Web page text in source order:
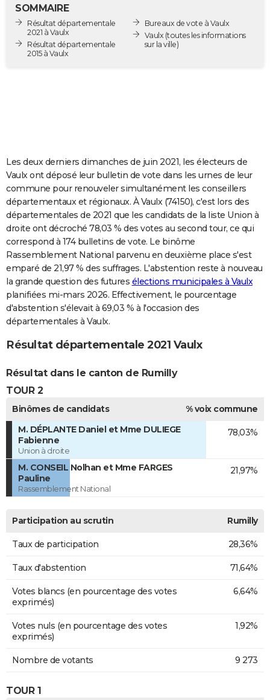
Destinations
City break
Voyage nature
Voyage de noces
Forum
Climat
GUIDES D'ACHAT
COPAINS D'AVANT
Service militaire
Avis de recherche
AVIS DE DÉCÈS
FORUM
Bricolage
Lifestyle
Culture
Sport
Auto
Television
Voyage
Cinema
SOMMAIRE
Résultat départementale
2021 à Vaulx
Résultat départementale
2015 à Vaulx
Bureaux de vote à Vaulx
Vaulx (toutes les informations
sur la ville)
Les deux derniers dimanches de juin 2021, les électeurs de
Vaulx ont déposé leur bulletin de vote dans les urnes de leur
commune pour renouveler simultanément les conseillers
départementaux et régionaux. À Vaulx (74150), c'est lors des
départementales de 2021 que les candidats de la liste Union à
droite ont décroché 78,03 % des votes au second tour, ce qui
correspond à 174 bulletins de vote. Le binôme
Rassemblement National parvenu en deuxième place s'est
emparé de 21,97 % des suffrages. L'abstention reste à nouveau
la grande question des futures élections municipales à Vaulx
planifiées mi-mars 2026. Effectivement, le pourcentage
d'abstention s'élevait à 69,03 % à l'occasion des
départementales à Vaulx.
Résultat départementale 2021 Vaulx
Résultat dans le canton de Rumilly
TOUR 2
Binômes de candidats
% voix commune
M. DÉPLANTE Daniel et Mme DULIEGE
Fabienne
Union à droite
78,03%
M. CONSEIL Nolhan et Mme FARGES
Pauline
Rassemblement National
21,97%
Participation au scrutin Rumilly
Taux de participation 28,36%
Taux d'abstention 71,64%
Votes blancs (en pourcentage des votes
exprimés)
6,64%
Votes nuls (en pourcentage des votes
exprimés)
1,92%
Nombre de votants 9 273
TOUR 1